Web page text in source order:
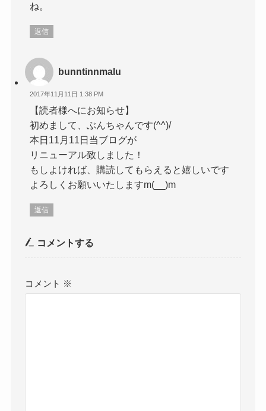
ね。
返信
bunntinnmalu
2017年11月11日 1:38 PM
【読者様へにお知らせ】
初めまして、ぶんちゃんです(^^)/
本日11月11日当ブログが
リニューアル致しました！
もしよければ、購読してもらえると嬉しいです
よろしくお願いいたしますm(__)m
返信
コメントする
コメント ※